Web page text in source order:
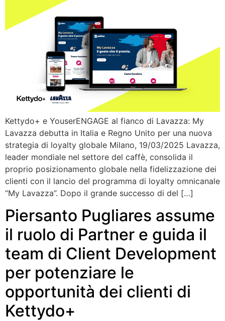
Kettydo+ e YouserENGAGE al fianco di Lavazza: My
Lavazza debutta in Italia e Regno Unito per una nuova
strategia di loyalty globale Milano, 19/03/2025 Lavazza,
leader mondiale nel settore del caffè, consolida il
proprio posizionamento globale nella fidelizzazione dei
clienti con il lancio del programma di loyalty omnicanale
“My Lavazza”. Dopo il grande successo di del […]
Piersanto Pugliares assume
il ruolo di Partner e guida il
team di Client Development
per potenziare le
opportunità dei clienti di
Kettydo+